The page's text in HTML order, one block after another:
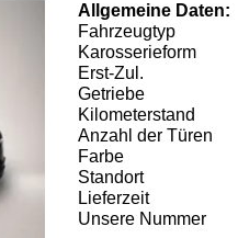
Allgemeine Daten:
Fahrzeugtyp
Karosserieform
Erst-Zul.
Getriebe
Kilometerstand
Anzahl der Türen
Farbe
Standort
Lieferzeit
Unsere Nummer